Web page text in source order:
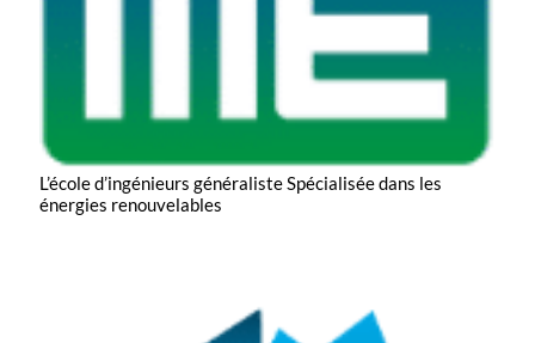
L’école d’ingénieurs généralisteSpécialisée dans les
énergies renouvelables